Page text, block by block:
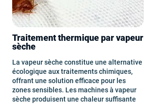
Traitement thermique par vapeur
sèche
La vapeur sèche constitue une alternative
écologique aux traitements chimiques,
offrant une solution efficace pour les
zones sensibles. Les machines à vapeur
sèche produisent une chaleur suffisante